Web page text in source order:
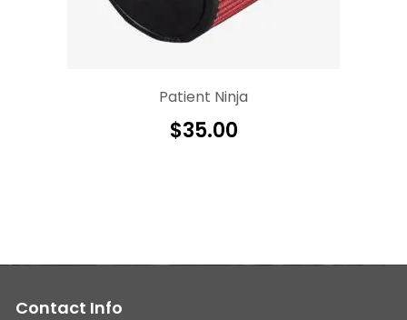
Patient Ninja
$35.00
Contact Info